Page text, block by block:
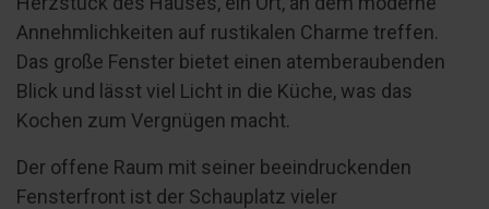
Annehmlichkeiten auf rustikalen Charme treffen.
Das große Fenster bietet einen atemberaubenden
Blick und lässt viel Licht in die Küche, was das
Kochen zum Vergnügen macht.
Der offene Raum mit seiner beeindruckenden
Fensterfront ist der Schauplatz vieler